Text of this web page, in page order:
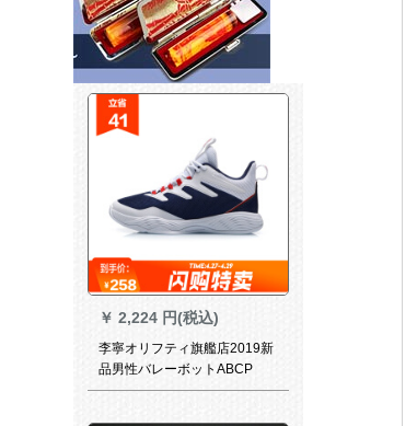
￥ 2,224 円(税込)
李寧オリフティ旗艦店2019新
品男性バレーボットABCP
033-1/-2紺青/標準白42